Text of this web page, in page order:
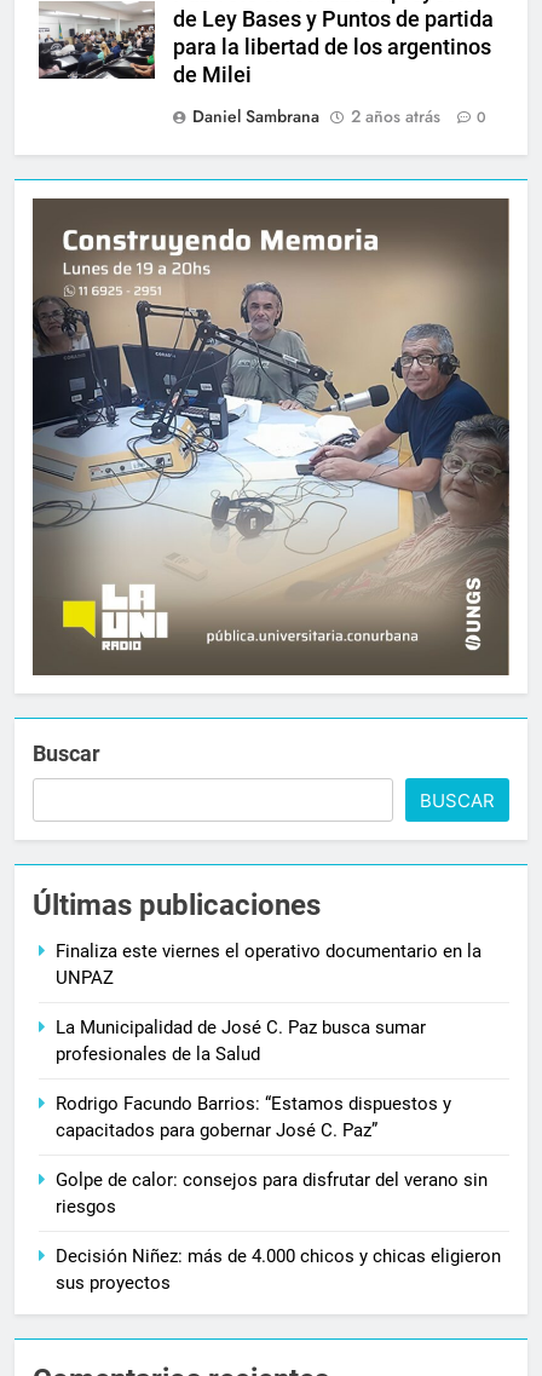
de Ley Bases y Puntos de partida
para la libertad de los argentinos
de Milei
Daniel Sambrana
2 años atrás 0
Buscar
BUSCAR
Últimas publicaciones
Finaliza este viernes el operativo documentario en la
UNPAZ
La Municipalidad de José C. Paz busca sumar
profesionales de la Salud
Rodrigo Facundo Barrios: “Estamos dispuestos y
capacitados para gobernar José C. Paz”
Golpe de calor: consejos para disfrutar del verano sin
riesgos
Decisión Niñez: más de 4.000 chicos y chicas eligieron
sus proyectos